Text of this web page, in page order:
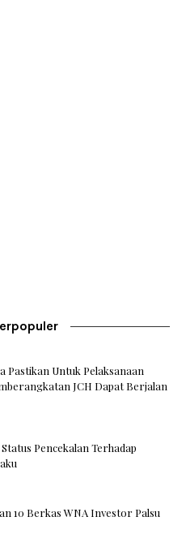
Pastikan Untuk Pelaksanaan
JCH Dapat Berjalan
Pencekalan Terhadap
10 Berkas WNA Investor Palsu